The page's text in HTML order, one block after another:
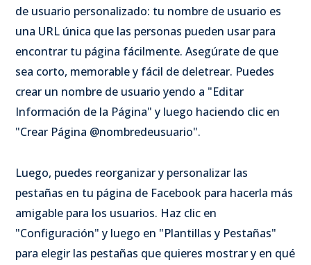
de usuario personalizado: tu nombre de usuario es
una URL única que las personas pueden usar para
encontrar tu página fácilmente. Asegúrate de que
sea corto, memorable y fácil de deletrear. Puedes
crear un nombre de usuario yendo a "Editar
Información de la Página" y luego haciendo clic en
"Crear Página @nombredeusuario".
Luego, puedes reorganizar y personalizar las
pestañas en tu página de Facebook para hacerla más
amigable para los usuarios. Haz clic en
"Configuración" y luego en "Plantillas y Pestañas"
para elegir las pestañas que quieres mostrar y en qué